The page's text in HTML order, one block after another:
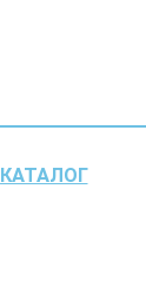
КАТАЛОГ